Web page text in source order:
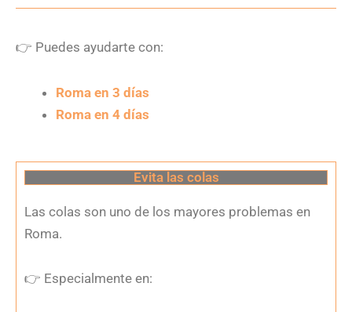
👉 Puedes ayudarte con:
Roma en 3 días
Roma en 4 días
Evita las colas
Las colas son uno de los mayores problemas en
Roma.
👉 Especialmente en: